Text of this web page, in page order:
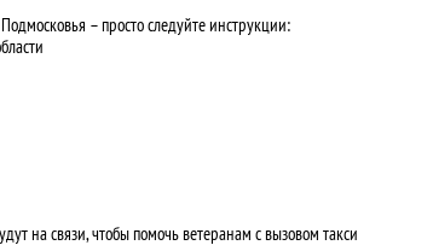
– просто следуйте инструкции:
на связи, чтобы помочь ветеранам с вызовом такси